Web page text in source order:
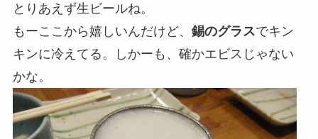
とりあえず生ビールね。
もーここから嬉しいんだけど、 錫のグラスでキン
キンに冷えてる。しかーも、確かエビスじゃない
かな。